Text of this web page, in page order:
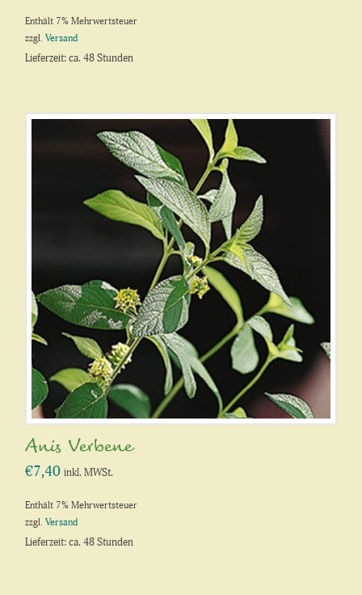
Enthält 7% Mehrwertsteuer
zzgl.Versand
Lieferzeit: ca. 48 Stunden
Anis Verbene
€7,40 inkl. MWSt.
Enthält 7% Mehrwertsteuer
zzgl.Versand
Lieferzeit: ca. 48 Stunden